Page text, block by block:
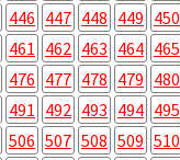
446 447 448 449 450
461 462 463 464 465
476 477 478 479 480
491 492 493 494 495
506 507 508 509 510